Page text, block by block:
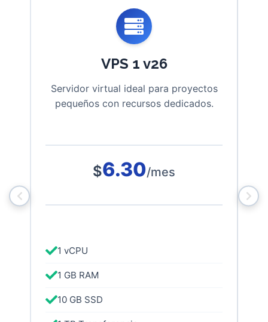
VPS 1 v26
Servidor virtual ideal para proyectos
pequeños con recursos dedicados.
$6.30/mes
1 vCPU
1 GB RAM
10 GB SSD